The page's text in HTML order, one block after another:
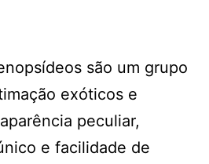
são um grupo
exóticos e
peculiar,
e facilidade de